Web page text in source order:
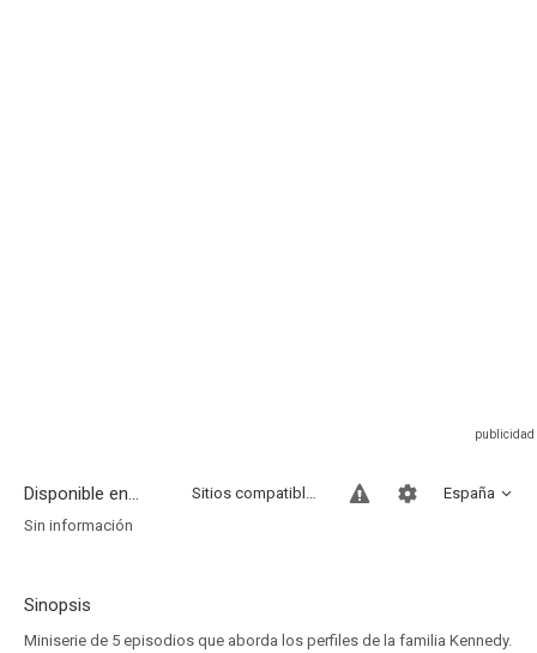
Disponible en... España
Sitios compatibles
Sin información
Sinopsis
Miniserie de 5 episodios que aborda los perfiles de la familia Kennedy.